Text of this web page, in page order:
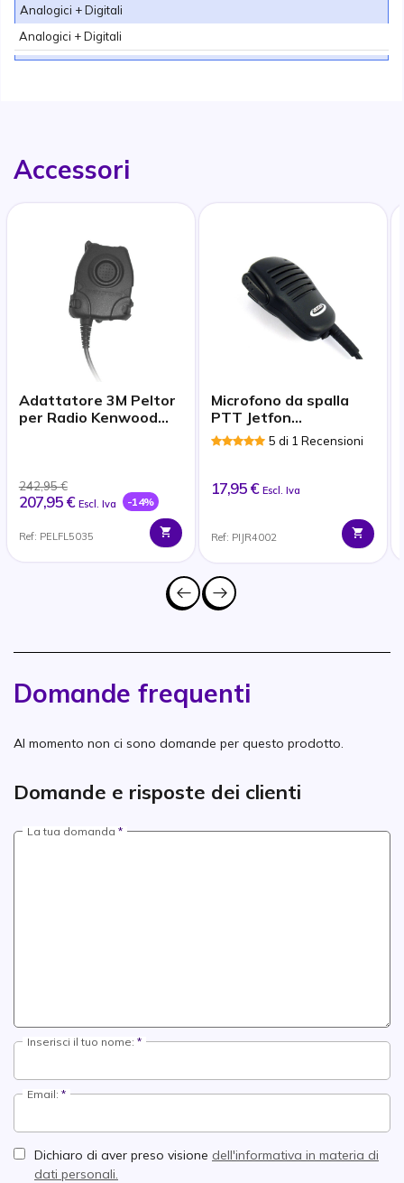
Analogici + Digitali
Analogici + Digitali
Accessori
Adattatore 3M Peltor
per Radio Kenwood
242,95 €
207,95 € Escl. Iva -14%
Ref: PELFL5035
Microfono da spalla
PTT Jetfon
compatibile con
Kenwood 2 pins
5 di 1 Recensioni
17,95 € Escl. Iva
Ref: PIJR4002
Domande frequenti
Al momento non ci sono domande per questo prodotto.
Domande e risposte dei clienti
La tua domanda
Inserisci il tuo nome:
Email:
Dichiaro di aver preso visione dell'informativa in materia di
dati personali.